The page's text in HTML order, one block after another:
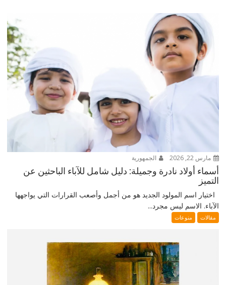
مارس 22, 2026 الجمهورية
أسماء أولاد نادرة وجميلة: دليل شامل للآباء الباحثين عن
التميز
اختيار اسم المولود الجديد هو من أجمل وأصعب القرارات التي يواجهها
الآباء. الاسم ليس مجرد...
مقالات منوعات